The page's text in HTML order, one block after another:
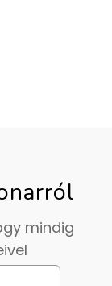
mindig